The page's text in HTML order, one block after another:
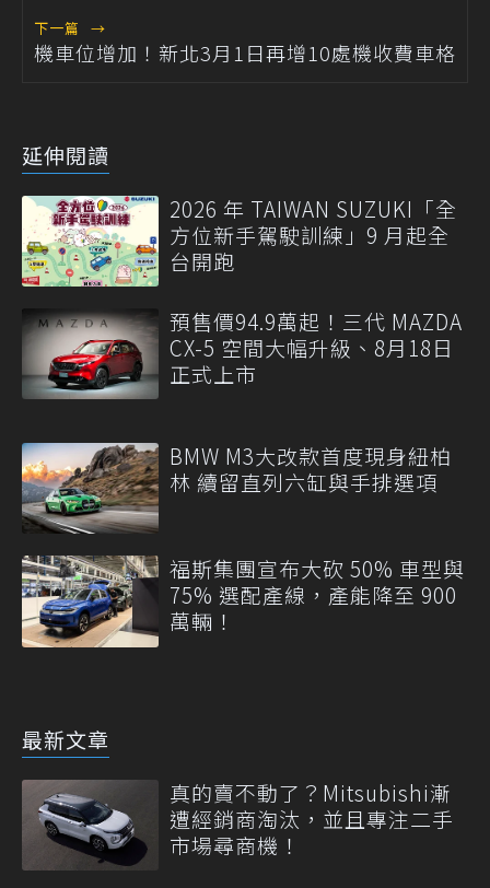
下一篇 →
機車位增加！新北3月1日再增10處機收費車格
延伸閱讀
2026 年 TAIWAN SUZUKI「全
方位新手駕駛訓練」9 月起全
台開跑
預售價94.9萬起！三代 MAZDA
CX-5 空間大幅升級、8月18日
正式上市
BMW M3大改款首度現身紐柏
林 續留直列六缸與手排選項
福斯集團宣布大砍 50% 車型與
75% 選配產線，產能降至 900
萬輛！
最新文章
真的賣不動了？Mitsubishi漸
遭經銷商淘汰，並且專注二手
市場尋商機！